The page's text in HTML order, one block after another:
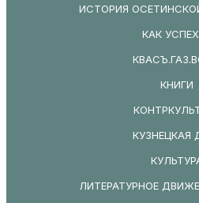
ИСТОРИЯ
КАК
КНИГИ
КУЗНЕЦКАЯ
ЛИТЕРАТУРНОЕ